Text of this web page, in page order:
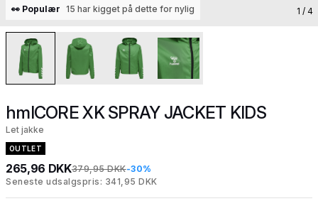
👀 Populær 15 har kigget på dette for nylig 1 / 4
hmlCORE XK SPRAY JACKET KIDS
Let jakke
OUTLET
265,96 DKK379,95 DKK-30%
Seneste udsalgspris: 341,95 DKK